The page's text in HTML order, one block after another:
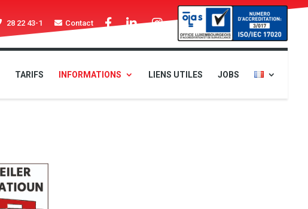
28 22 43-1 Contact
TARIFS INFORMATIONS LIENS UTILES JOBS